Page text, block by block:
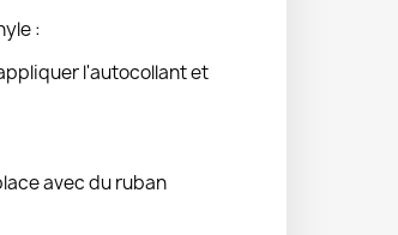
:
l'autocollant et
avec du ruban